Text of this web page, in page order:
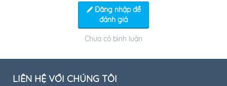
Đăng nhập để
đánh giá
Chưa có bình luận
LIÊN HỆ VỚI CHÚNG TÔI